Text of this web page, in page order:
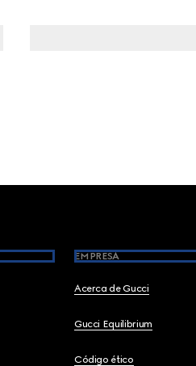
EMPRESA
Acerca de Gucci
Gucci Equilibrium
Código ético